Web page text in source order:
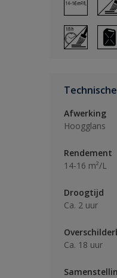
Afwerking
Hoogglans
Rendement
14-16 m²/L
Droogtijd
Ca. 2 uur
Ca. 18 uur